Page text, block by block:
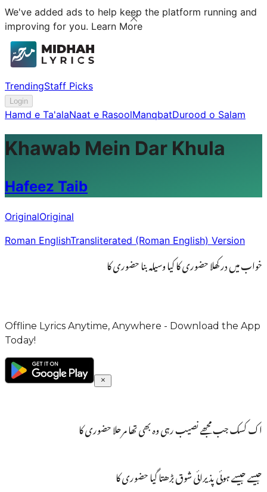
We've added ads to help keep the platform running and
improving for you. Learn More
TrendingStaff Picks
Login
Hamd e Ta'alaNaat e RasoolManqbatDurood o Salam
Khawab Mein Dar Khula
Hafeez Taib
OriginalOriginal
Roman EnglishTransliterated (Roman English) Version
خواب میں در کھلا حضوری کا کیا وسیلہ بنا حضوری کا
Offline Lyrics Anytime, Anywhere - Download the App
Today!
اک کسک جب مجھے نصیب رہی وہ بھی تھا مرحلا حضوری کا
جیسے جیسے ہوئی پذیرائی شوق بڑھتا گیا حضوری کا